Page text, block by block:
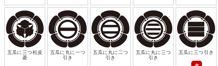
五瓜に三つ松皮
菱
五瓜に丸に一つ
引き
五瓜に丸に二つ
引き
五瓜に丸に三つ
引き
五瓜に三つ引き